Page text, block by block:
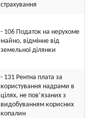
страхування
- 106 Податок на нерухоме
майно, відмінне від
земельної ділянки
- 131 Рентна плата за
користування надрами в
цілях, не пов’язаних з
видобуванням корисних
копалин